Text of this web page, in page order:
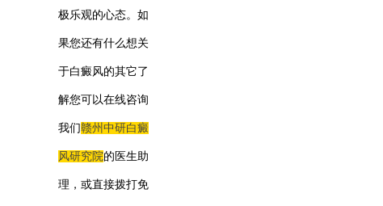
极乐观的心态。如
果您还有什么想关
于白癜风的其它了
解您可以在线咨询
我们赣州中研白癜
风研究院的医生助
理，或直接拨打免